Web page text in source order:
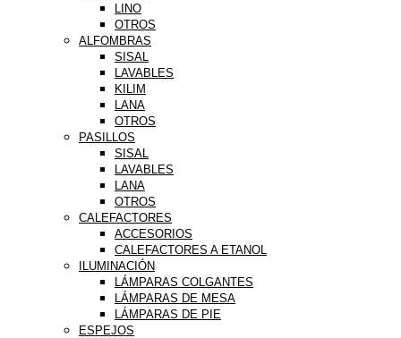
LINO
OTROS
ALFOMBRAS
SISAL
LAVABLES
KILIM
LANA
OTROS
PASILLOS
SISAL
LAVABLES
LANA
OTROS
CALEFACTORES
ACCESORIOS
CALEFACTORES A ETANOL
ILUMINACIÓN
LÁMPARAS COLGANTES
LÁMPARAS DE MESA
LÁMPARAS DE PIE
ESPEJOS